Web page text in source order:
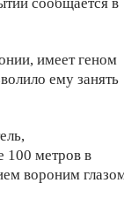
имеет геном
ему занять
100 метров в
вороним